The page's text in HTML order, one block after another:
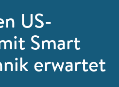
US-
Smart
erwartet